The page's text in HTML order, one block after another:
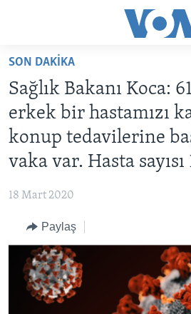
geç
Ana
navigasyona
geç
Aramaya
geç
HABERLER
TÜRKİYE
ORTADOĞU
SAĞLIK
BİLİM VE TEKNOLOJİ
EKONOMİ
ÇEVRE
PROGRAMLAR
AMERİKA'DA YAŞAM
UKRAYNA KRİZİ
YAPAY ZEKA
İNGİLİZCE DERSLERİ
MULTİMEDYA
VİDEO GALERİ
FOTO GALERİ
LEARNING ENGLISH
SON DAKIKA
Sağlık Bakanı Koca:
erkek bir hastamızı
konup tedavilerine
vaka var. Hasta sayısı
18 Mart 2020
Paylaş